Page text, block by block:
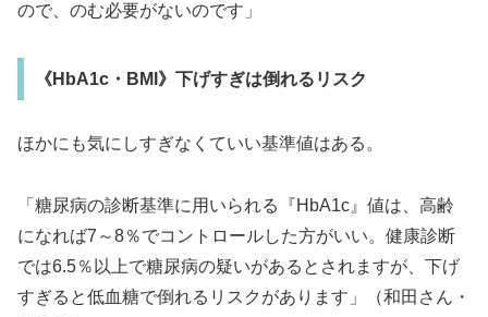
ので、のむ必要がないのです」
《HbA1c・BMI》下げすぎは倒れるリスク
ほかにも気にしすぎなくていい基準値はある。
「糖尿病の診断基準に用いられる『HbA1c』値は、高齢
になれば7～8％でコントロールした方がいい。健康診断
では6.5％以上で糖尿病の疑いがあるとされますが、下げ
すぎると低血糖で倒れるリスクがあります」（和田さん・